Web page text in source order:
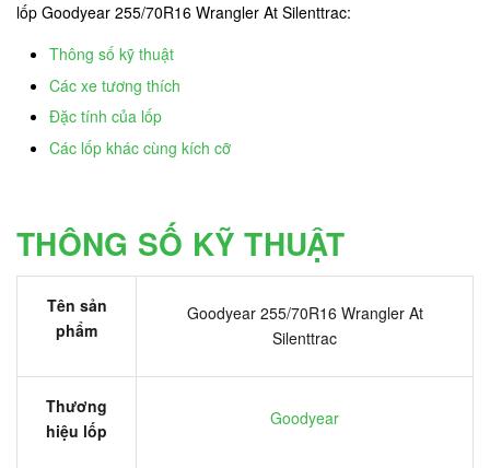
lốp Goodyear 255/70R16 Wrangler At Silenttrac:
Thông số kỹ thuật
Các xe tương thích
Đặc tính của lốp
Các lốp khác cùng kích cỡ
THÔNG SỐ KỸ THUẬT
Tên sản
phẩm
Goodyear 255/70R16 Wrangler At
Silenttrac
Thương
hiệu lốp
Goodyear